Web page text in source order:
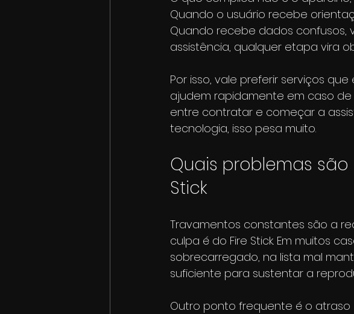
Quando o usuário recebe
Quando recebe dados confusos,
assistência, qualquer etapa vira
Por isso, vale preferir serviços
ajudem rapidamente em caso
entre contratar e começar a
tecnologia, isso pesa muito.
Quais problemas são
Stick
Travamentos constantes são a
culpa é do Fire Stick. Em muitos
sobrecarregado, na lista mal
suficiente para sustentar a
Outro ponto frequente é o atraso